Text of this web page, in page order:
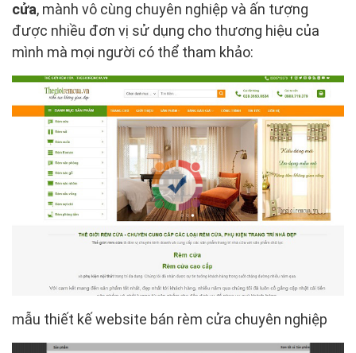
cửa, mành vô cùng chuyên nghiệp và ấn tượng
được nhiều đơn vị sử dụng cho thương hiệu của
mình mà mọi người có thể tham khảo:
mẫu thiết kế website bán rèm cửa chuyên nghiệp